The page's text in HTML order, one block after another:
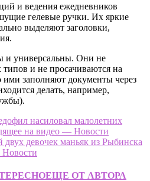
и ведения ежедневников
гелевые ручки. Их яркие
выделяют заголовки,
и универсальны. Они не
типов и не просачиваются на
ими заполняют документы через
делать, например,
насиловал малолетних
на видео — Новости
девочек маньяк из Рыбинска
Новости
ЕЩЕ ОТ АВТОРА